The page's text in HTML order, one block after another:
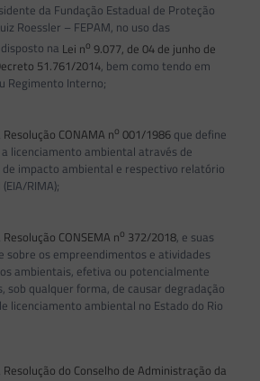
da Fundação Estadual de Proteção
Roessler – FEPAM, no uso das
na Lei no 9.077, de 04 de junho de
51.761/2014, bem como tendo em
Regimento Interno;
Resolução CONAMA no 001/1986que define
licenciamento ambiental através de
impacto ambiental e respectivo relatório
RIMA);
Resolução CONSEMA no 372/2018, e suas
sobre os empreendimentos e atividades
ambientais, efetiva ou potencialmente
sob qualquer forma, de causar degradação
licenciamento ambiental no Estado do Rio
Resolução do Conselho de Administração da